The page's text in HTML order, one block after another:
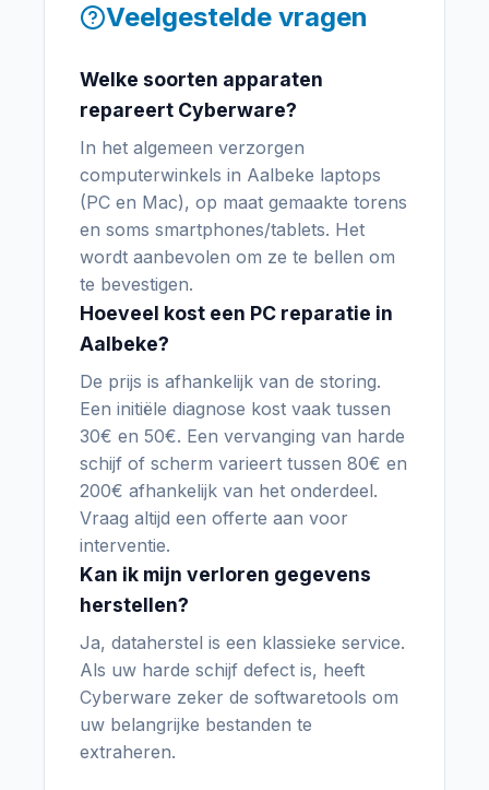
Veelgestelde vragen
Welke soorten apparaten
repareert Cyberware?
In het algemeen verzorgen
computerwinkels in Aalbeke laptops
(PC en Mac), op maat gemaakte torens
en soms smartphones/tablets. Het
wordt aanbevolen om ze te bellen om
te bevestigen.
Hoeveel kost een PC reparatie in
Aalbeke?
De prijs is afhankelijk van de storing.
Een initiële diagnose kost vaak tussen
30€ en 50€. Een vervanging van harde
schijf of scherm varieert tussen 80€ en
200€ afhankelijk van het onderdeel.
Vraag altijd een offerte aan voor
interventie.
Kan ik mijn verloren gegevens
herstellen?
Ja, dataherstel is een klassieke service.
Als uw harde schijf defect is, heeft
Cyberware zeker de softwaretools om
uw belangrijke bestanden te
extraheren.